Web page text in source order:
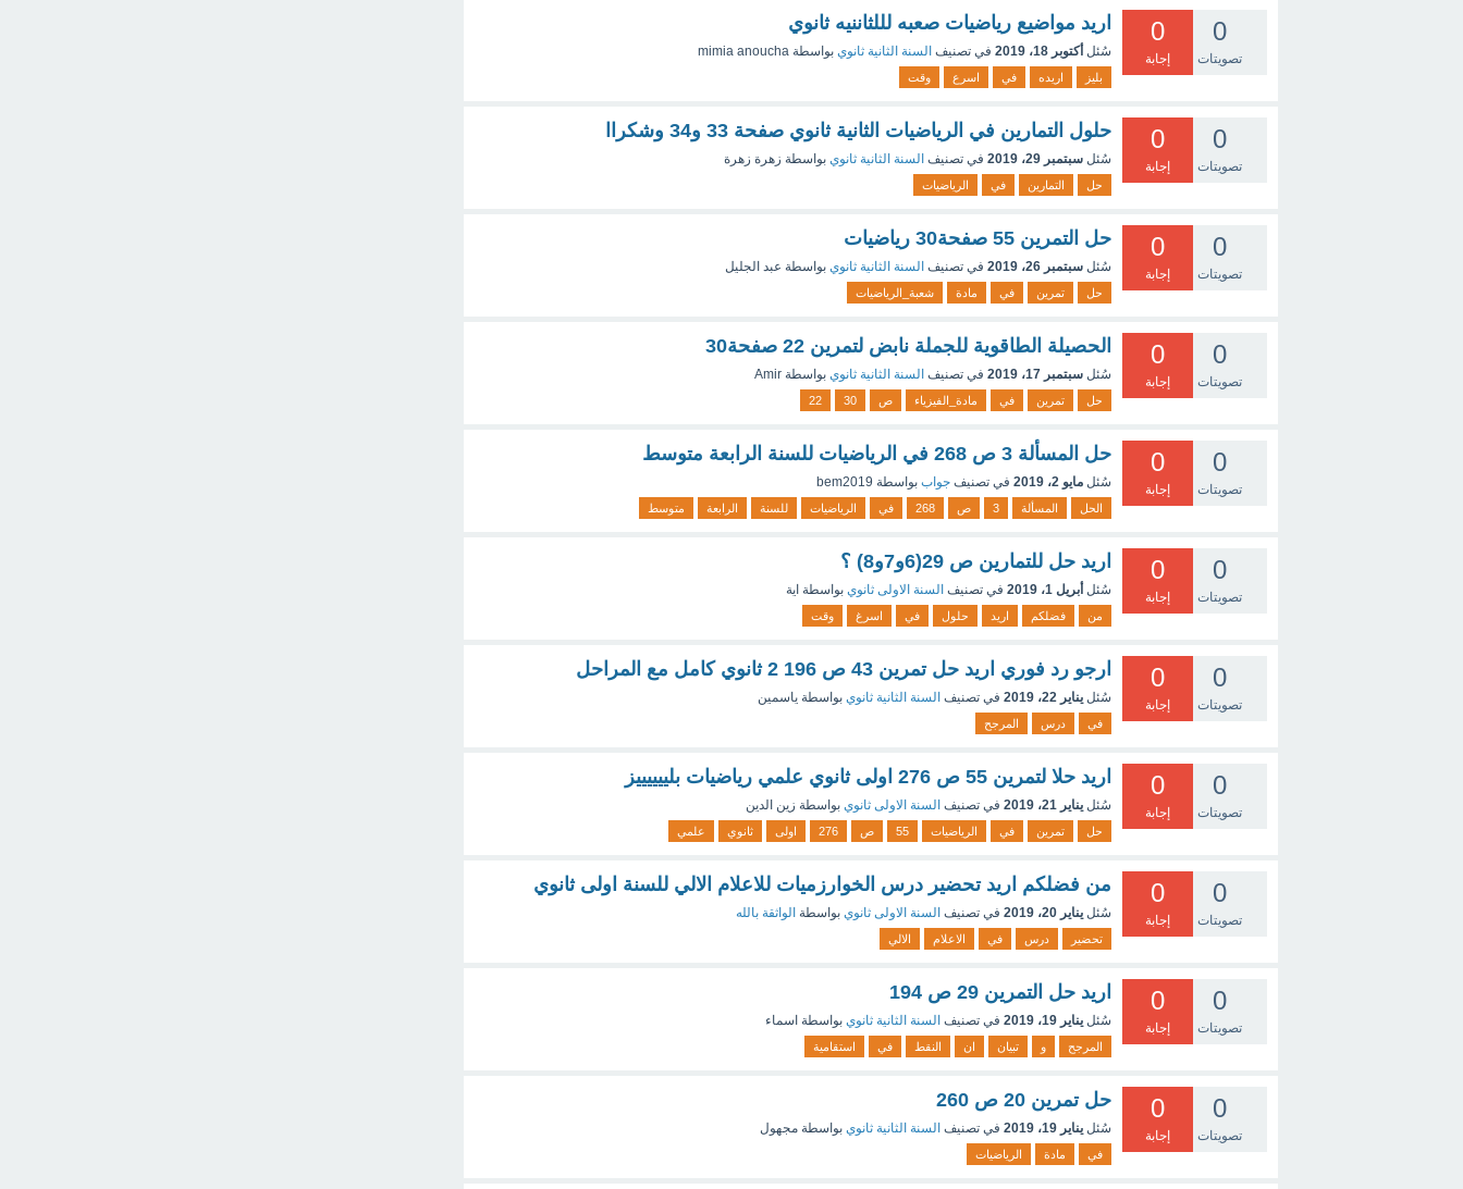
0
تصويتات
0
إجابة
اريد مواضيع رياضيات صعبه لللثاننيه ثانوي
سُئل أكتوبر 18، 2019 في تصنيف السنة الثانية ثانوي بواسطة mimia anoucha
بليز اريده في اسرع وقت
0
تصويتات
0
إجابة
حلول التمارين في الرياضيات الثانية ثانوي صفحة 33 و34 وشكراا
سُئل سبتمبر 29، 2019 في تصنيف السنة الثانية ثانوي بواسطة زهرة زهرة
حل التمارين في الرياضيات
0
تصويتات
0
إجابة
حل التمرين 55 صفحة30 رياضيات
سُئل سبتمبر 26، 2019 في تصنيف السنة الثانية ثانوي بواسطة عبد الجليل
حل تمرين في مادة شعبة_الرياضيات
0
تصويتات
0
إجابة
الحصيلة الطاقوية للجملة نابض لتمرين 22 صفحة30
سُئل سبتمبر 17، 2019 في تصنيف السنة الثانية ثانوي بواسطة Amir
حل تمرين في مادة_الفيزياء ص 30
22
0
تصويتات
0
إجابة
حل المسألة 3 ص 268 في الرياضيات للسنة الرابعة متوسط
سُئل مايو 2، 2019 في تصنيف جواب بواسطة bem2019
الحل المسألة 3 ص 268 في الرياضيات للسنة الرابعة متوسط
0
تصويتات
0
إجابة
اريد حل للتمارين ص 29(6و7و8) ؟
سُئل أبريل 1، 2019 في تصنيف السنة الاولى ثانوي بواسطة اية
من فضلكم اريد حلول في اسرغ وقت
0
تصويتات
0
إجابة
ارجو رد فوري اريد حل تمرين 43 ص 196 2 ثانوي كامل مع المراحل
سُئل يناير 22، 2019 في تصنيف السنة الثانية ثانوي بواسطة ياسمين
في درس المرجح
0
تصويتات
0
إجابة
اريد حلا لتمرين 55 ص 276 اولى ثانوي علمي رياضيات بلييييييز
سُئل يناير 21، 2019 في تصنيف السنة الاولى ثانوي بواسطة زين الدين
حل تمرين في الرياضيات 55 ص 276 اولى ثانوي علمي
0
تصويتات
0
إجابة
من فضلكم اريد تحضير درس الخوارزميات للاعلام الالي للسنة اولى ثانوي
سُئل يناير 20، 2019 في تصنيف السنة الاولى ثانوي بواسطة الواثقة بالله
تحضير درس في الاعلام الالي
0
تصويتات
0
إجابة
اريد حل التمرين 29 ص 194
سُئل يناير 19، 2019 في تصنيف السنة الثانية ثانوي بواسطة اسماء
المرجح و تبيان ان النقط في استقامية
0
تصويتات
0
إجابة
حل تمرين 20 ص 260
سُئل يناير 19، 2019 في تصنيف السنة الثانية ثانوي بواسطة مجهول
في مادة الرياضيات